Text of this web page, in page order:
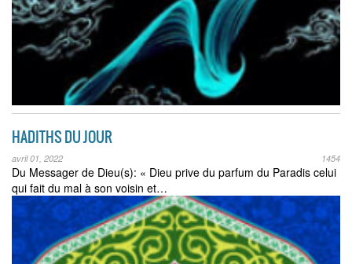
HADITHS DU JOUR
avril 01, 2022 1454
Du Messager de Dieu(s): « Dieu prive du parfum du Paradis celui
qui fait du mal à son voisin et…